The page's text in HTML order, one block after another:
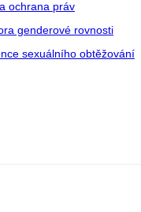
ochrana práv
genderové rovnosti
sexuálního obtěžování